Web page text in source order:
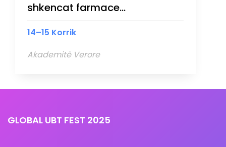
shkencat farmace...
14–15 Korrik
Akademitë Verore
GLOBAL UBT FEST 2025